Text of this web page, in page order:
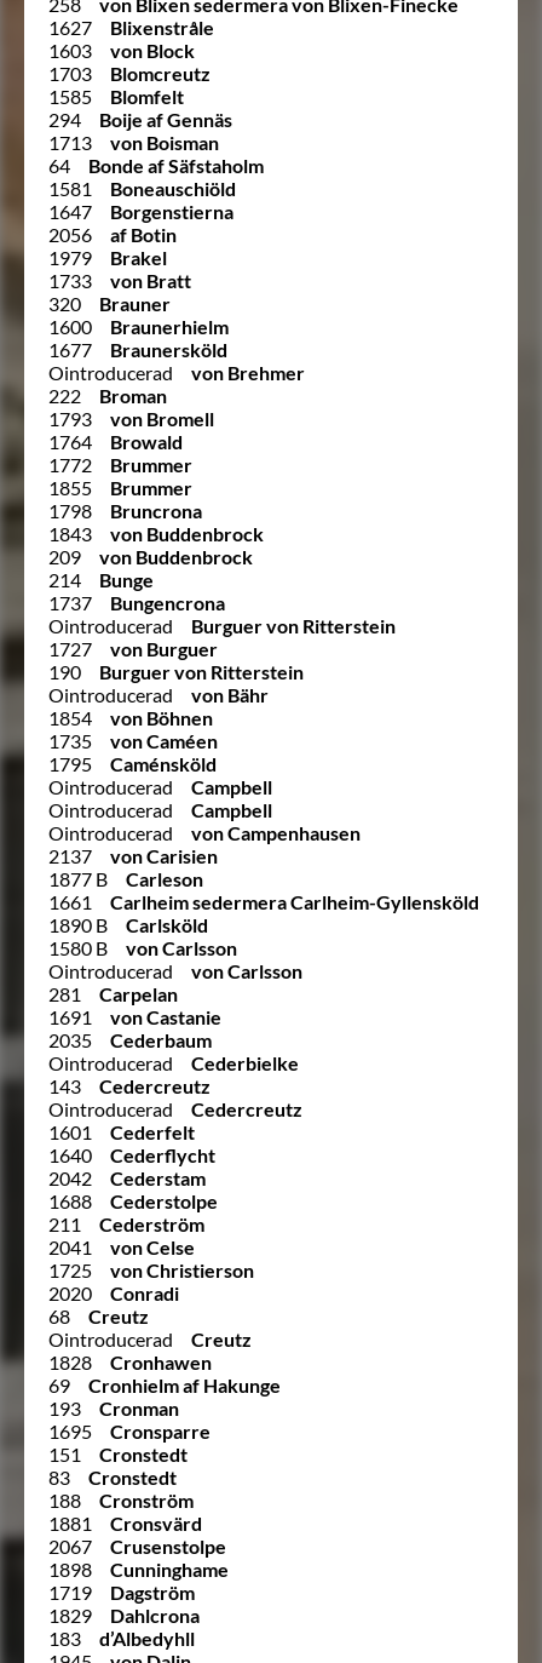
1627
Blixenstråle
1603
von Block
1703
Blomcreutz
1585
Blomfelt
294
Boije af Gennäs
1713
von Boisman
64
Bonde af Säfstaholm
1581
Boneauschiöld
1647
Borgenstierna
2056
af Botin
1979
Brakel
1733
von Bratt
320
Brauner
1600
Braunerhielm
1677
Braunersköld
Ointroducerad
von Brehmer
222
Broman
1793
von Bromell
1764
Browald
1772
Brummer
1855
Brummer
1798
Bruncrona
1843
von Buddenbrock
209
von Buddenbrock
214
Bunge
1737
Bungencrona
Ointroducerad
Burguer von Ritterstein
1727
von Burguer
190
Burguer von Ritterstein
Ointroducerad
von Bähr
1854
von Böhnen
1735
von Caméen
1795
Caménsköld
Ointroducerad
Campbell
Ointroducerad
Campbell
Ointroducerad
von Campenhausen
2137
von Carisien
1877 B
Carleson
1661
Carlheim sedermera Carlheim-Gyllensköld
1890 B
Carlsköld
1580 B
von Carlsson
Ointroducerad
von Carlsson
281
Carpelan
1691
von Castanie
2035
Cederbaum
Ointroducerad
Cederbielke
143
Cedercreutz
Ointroducerad
Cedercreutz
1601
Cederfelt
1640
Cederflycht
2042
Cederstam
1688
Cederstolpe
211
Cederström
2041
von Celse
1725
von Christierson
2020
Conradi
68
Creutz
Ointroducerad
Creutz
1828
Cronhawen
69
Cronhielm af Hakunge
193
Cronman
1695
Cronsparre
151
Cronstedt
83
Cronstedt
188
Cronström
1881
Cronsvärd
2067
Crusenstolpe
1898
Cunninghame
1719
Dagström
1829
Dahlcrona
183
d’Albedyhll